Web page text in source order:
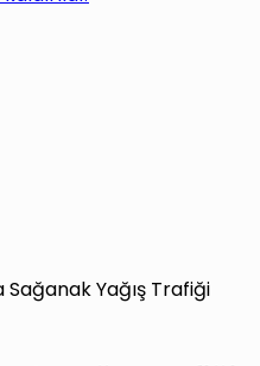
Sağanak Yağış Trafiği